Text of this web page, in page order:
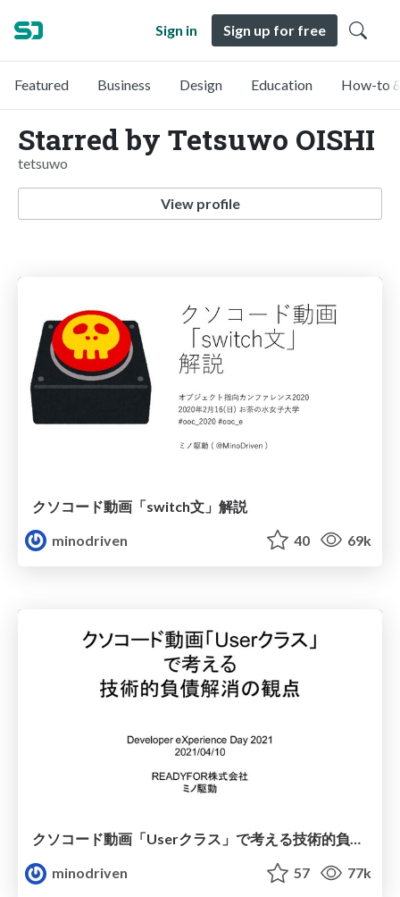
Sign in Sign up for free
Featured Business Design Education How-to
Starred by Tetsuwo OISHI
tetsuwo
View profile
クソコード動画「switch文」解説
minodriven
40 69k
クソコード動画「Userクラス」で考える技術的負債解消の観点
minodriven
57 77k